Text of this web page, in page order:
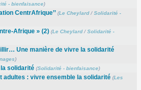
- bienfaisance)
CentrAfrique’’ (Le Cheylard/Solidarité -
Afrique » (2) (Le Cheylard/Solidarité -
Une manière de vivre la solidarité
)
solidarité (Solidarité - bienfaisance)
adultes : vivre ensemble la solidarité (Les